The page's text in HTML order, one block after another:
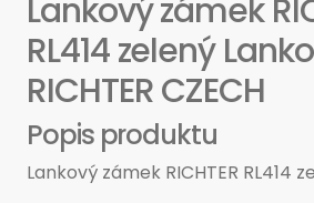
Lankový zámek
RL414 zelený
RICHTER CZECH
Popis produktu
Lankový zámek RICHTER RL414